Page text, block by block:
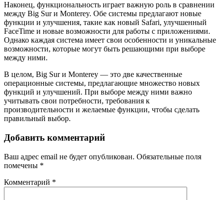
Наконец, функциональность играет важную роль в сравнении
между Big Sur и Monterey. Обе системы предлагают новые
функции и улучшения, такие как новый Safari, улучшенный
FaceTime и новые возможности для работы с приложениями.
Однако каждая система имеет свои особенности и уникальные
возможности, которые могут быть решающими при выборе
между ними.
В целом, Big Sur и Monterey — это две качественные
операционные системы, предлагающие множество новых
функций и улучшений. При выборе между ними важно
учитывать свои потребности, требования к
производительности и желаемые функции, чтобы сделать
правильный выбор.
Добавить комментарий
Ваш адрес email не будет опубликован. Обязательные поля
помечены *
Комментарий *